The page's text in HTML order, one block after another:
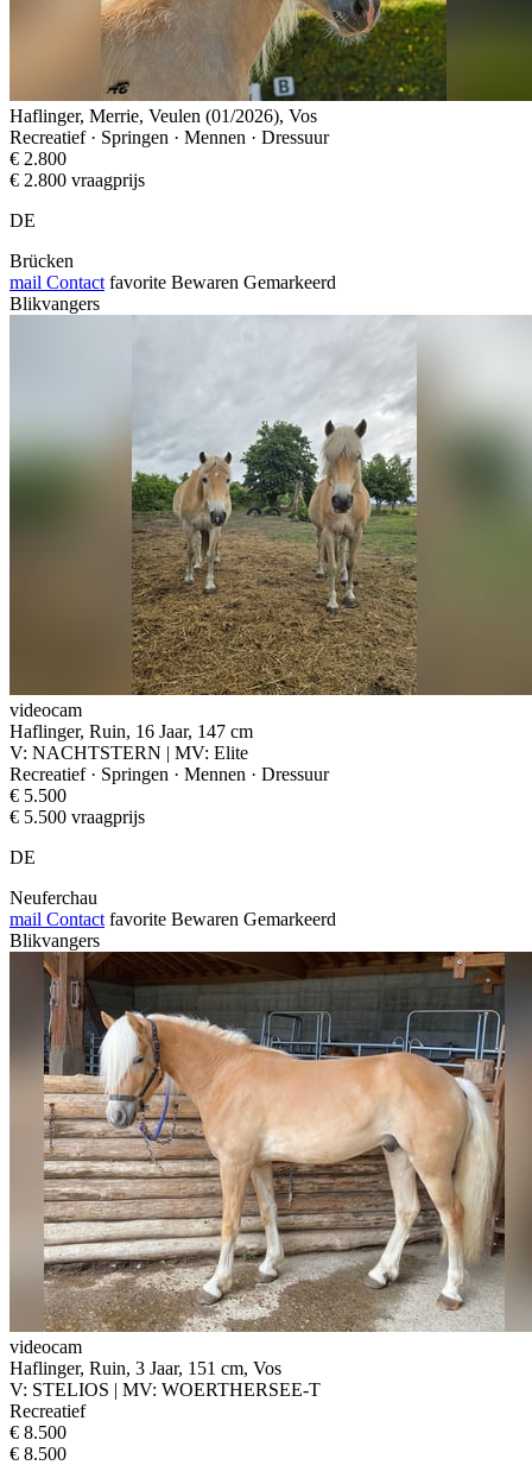
Haflinger, Merrie, Veulen (01/2026), Vos
Recreatief · Springen · Mennen · Dressuur
€ 2.800
€ 2.800 vraagprijs
DE
Brücken
mail Contact favorite Bewaren Gemarkeerd
Blikvangers
videocam
Haflinger, Ruin, 16 Jaar, 147 cm
V: NACHTSTERN | MV: Elite
Recreatief · Springen · Mennen · Dressuur
€ 5.500
€ 5.500 vraagprijs
DE
Neuferchau
mail Contact favorite Bewaren Gemarkeerd
Blikvangers
videocam
Haflinger, Ruin, 3 Jaar, 151 cm, Vos
V: STELIOS | MV: WOERTHERSEE-T
Recreatief
€ 8.500
€ 8.500